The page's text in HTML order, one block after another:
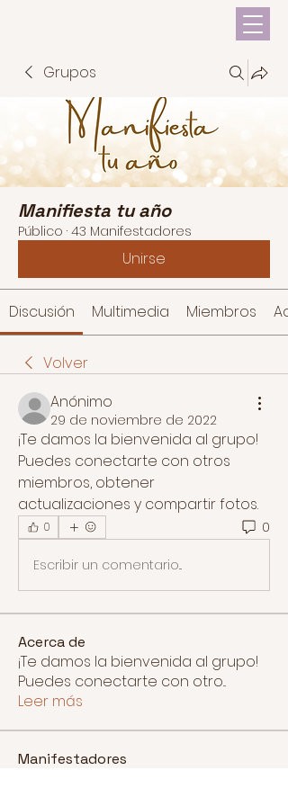
Grupos
Manifiesta tu año
Público · 43 Manifestadores
Unirse
Discusión Multimedia Miembros
Volver
Anónimo
29 de noviembre de 2022
¡Te damos la bienvenida al grupo!
Puedes conectarte con otros
miembros, obtener
actualizaciones y compartir fotos.
0 0
Escribir un comentario...
Acerca de
¡Te damos la bienvenida al grupo!
Puedes conectarte con otro...
Leer más
Manifestadores